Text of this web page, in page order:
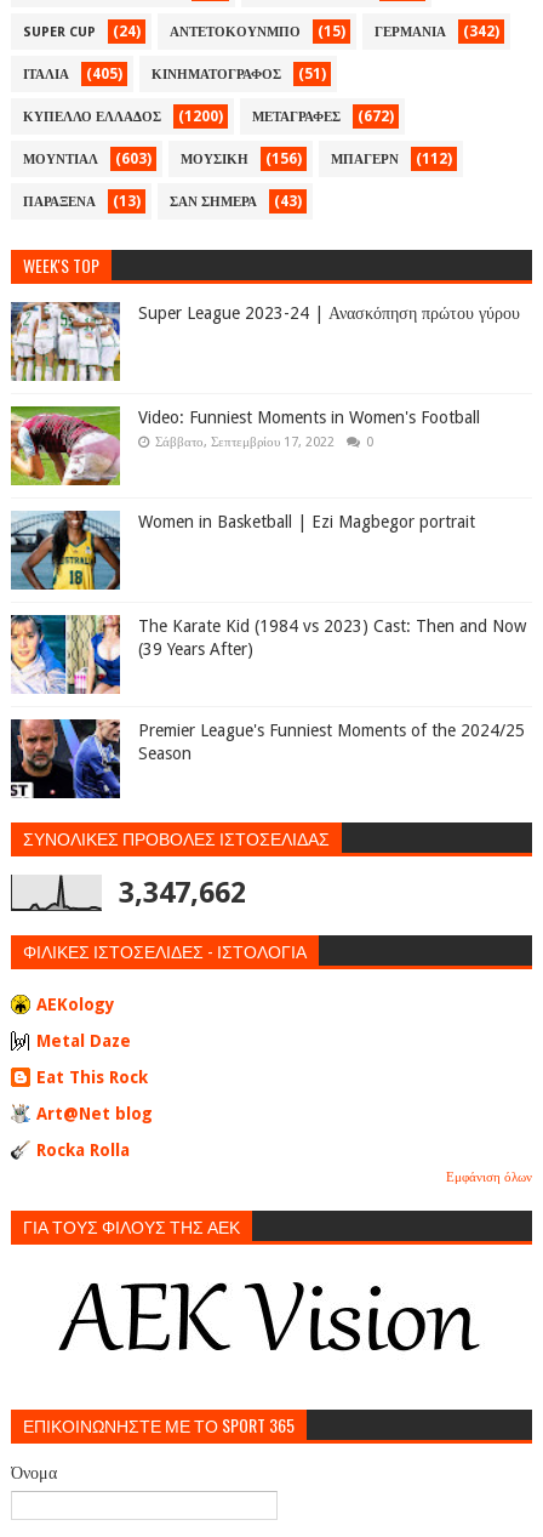
SUPER CUP (24) ΑΝΤΕΤΟΚΟΥΝΜΠΟ (15) ΓΕΡΜΑΝΙΑ (342)
ΙΤΑΛΙΑ (405) ΚΙΝΗΜΑΤΟΓΡΑΦΟΣ (51)
ΚΥΠΕΛΛΟ ΕΛΛΑΔΟΣ (1200) ΜΕΤΑΓΡΑΦΕΣ (672)
ΜΟΥΝΤΙΑΛ (603) ΜΟΥΣΙΚΗ (156) ΜΠΑΓΕΡΝ (112)
ΠΑΡΑΞΕΝΑ (13) ΣΑΝ ΣΗΜΕΡΑ (43)
WEEK'S TOP
Super League 2023-24 | Ανασκόπηση πρώτου γύρου
Video: Funniest Moments in Women's Football
Σάββατο, Σεπτεμβρίου 17, 2022 0
Women in Basketball | Ezi Magbegor portrait
The Karate Kid (1984 vs 2023) Cast: Then and Now
(39 Years After)
Premier League's Funniest Moments of the 2024/25
Season
ΣΥΝΟΛΙΚΕΣ ΠΡΟΒΟΛΕΣ ΙΣΤΟΣΕΛΙΔΑΣ
3,347,662
ΦΙΛΙΚΕΣ ΙΣΤΟΣΕΛΙΔΕΣ - ΙΣΤΟΛΟΓΙΑ
AEKology
Metal Daze
Eat This Rock
Art@Net blog
Rocka Rolla
Εμφάνιση όλων
ΓΙΑ ΤΟΥΣ ΦΙΛΟΥΣ ΤΗΣ ΑΕΚ
ΕΠΙΚΟΙΝΩΝΗΣΤΕ ΜΕ ΤΟ SPORT 365
Όνομα